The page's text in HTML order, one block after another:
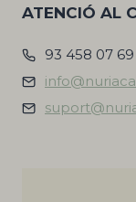
ATENCIÓ AL
93 458 07 69